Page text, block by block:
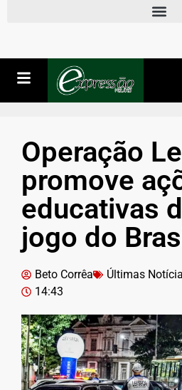
Operação
promove
educativas
jogo do
Beto Corrêa Últimas
14:43